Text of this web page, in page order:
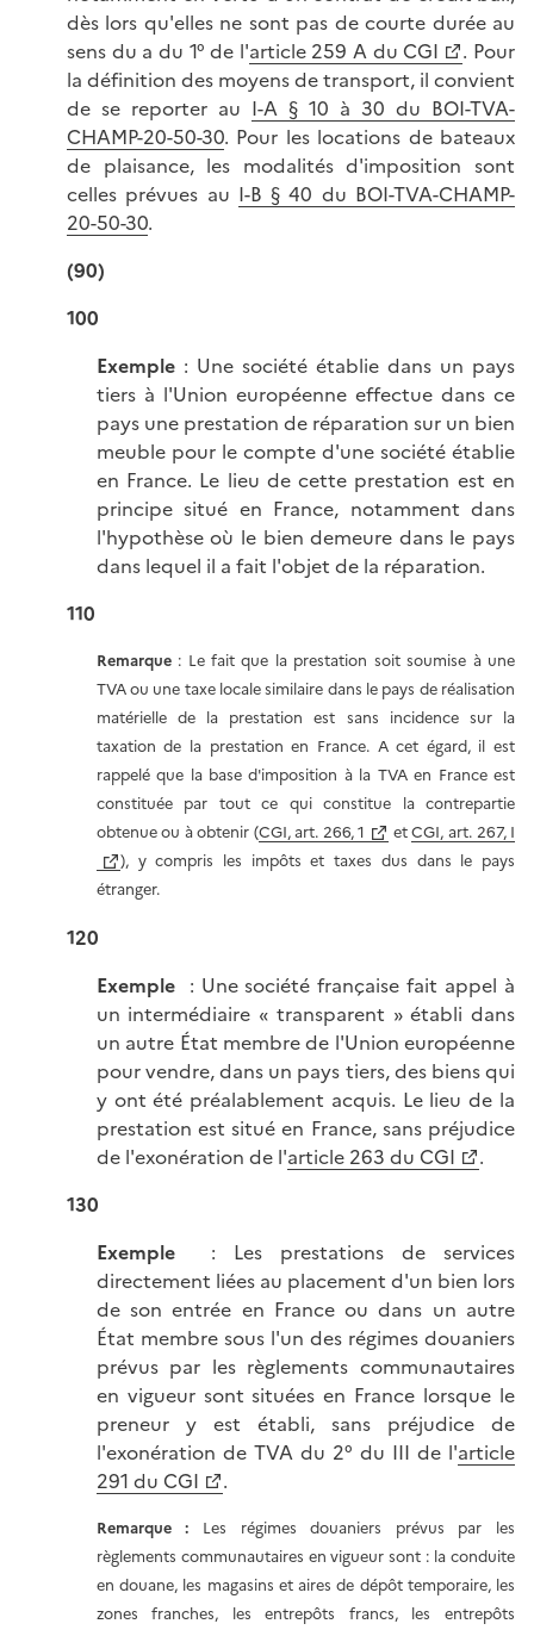
dès lors qu'elles ne sont pas de courte durée au
sens du a du 1° de l'article 259 A du CGI
. Pour
la définition des moyens de transport, il convient
de se reporter au I-A § 10 à 30 du BOI-TVA-
CHAMP-20-50-30. Pour les locations de bateaux
de plaisance, les modalités d'imposition sont
celles prévues au I-B § 40 du BOI-TVA-CHAMP-
20-50-30.
(90)
100
Exemple : Une société établie dans un pays
tiers à l'Union européenne effectue dans ce
pays une prestation de réparation sur un bien
meuble pour le compte d'une société établie
en France. Le lieu de cette prestation est en
principe situé en France, notamment dans
l'hypothèse où le bien demeure dans le pays
dans lequel il a fait l'objet de la réparation.
110
Remarque: Le fait que la prestation soit soumise à une
TVA ou une taxe locale similaire dans le pays de réalisation
matérielle de la prestation est sans incidence sur la
taxation de la prestation en France. A cet égard, il est
rappelé que la base d'imposition à la TVA en France est
constituée par tout ce qui constitue la contrepartie
obtenue ou à obtenir (CGI, art. 266, 1 etCGI, art. 267, I
), y compris les impôts et taxes dus dans le pays
étranger.
120
Exemple : Une société française fait appel à
un intermédiaire « transparent » établi dans
un autre État membre de l'Union européenne
pour vendre, dans un pays tiers, des biens qui
y ont été préalablement acquis. Le lieu de la
prestation est situé en France, sans préjudice
de l'exonération de l'article 263 du CGI
.
130
Exemple : Les prestations de services
directement liées au placement d'un bien lors
de son entrée en France ou dans un autre
État membre sous l'un des régimes douaniers
prévus par les règlements communautaires
en vigueur sont situées en France lorsque le
preneur y est établi, sans préjudice de
l'exonération de TVA du 2° du III de l'article
291 du CGI
.
Remarque : Les régimes douaniers prévus par les
règlements communautaires en vigueur sont : la conduite
en douane, les magasins et aires de dépôt temporaire, les
zones franches, les entrepôts francs, les entrepôts